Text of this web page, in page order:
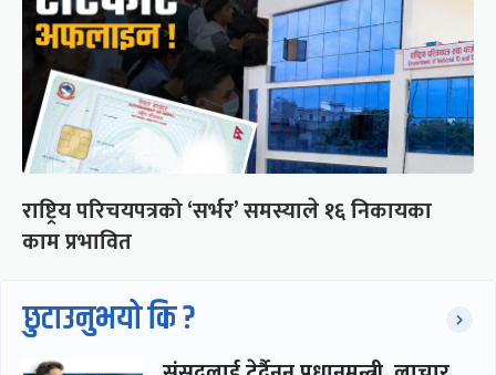
राष्ट्रिय परिचयपत्रको ‘सर्भर’ समस्याले १६ निकायका
काम प्रभावित
छुटाउनुभयो कि ?